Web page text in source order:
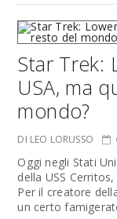
Star Trek:
USA, ma
mondo?
DI LEO LORUSSO
Oggi negli Stati
della USS
Per il creatore
un certo